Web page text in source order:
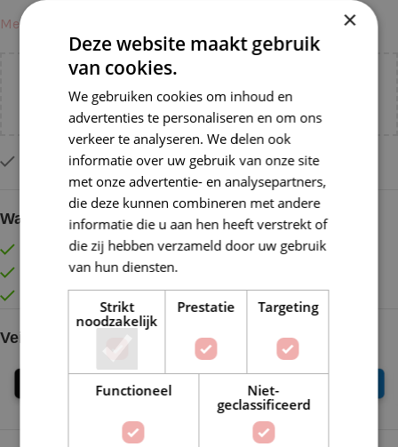
Meer informatie →
Slechts 2 resterend op voorraad
Waarom kopen bij de Wolkast?
Lage verzendkosten vanaf € 4,99 binnen NL
Gratis verzonden vanaf €55,-
Vóór 16:30 besteld = Zelfde (werk)dag verzonden
Veilig online betalen
×
Deze website maakt gebruik
van cookies.
We gebruiken cookies om inhoud en
advertenties te personaliseren en om ons
verkeer te analyseren. We delen ook
informatie over uw gebruik van onze site
met onze advertentie- en analysepartners,
die deze kunnen combineren met andere
informatie die u aan hen heeft verstrekt of
die zij hebben verzameld door uw gebruik
van hun diensten.
Strikt
noodzakelijk
Prestatie Targeting
Functioneel
Niet-
geclassificeerd